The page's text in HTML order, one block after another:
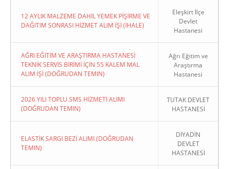
12 AYLIK MALZEME DAHİL YEMEK PİŞİRME VE
DAĞITIM SONRASI HİZMET ALIM İŞİ (İHALE)
Eleşkirt İlçe
Devlet
Hastanesi
AĞRI EĞİTİM VE ARAŞTIRMA HASTANESİ
TEKNİK SERVİS BİRİMİ İÇİN 55 KALEM MAL
ALIM İŞİ (DOĞRUDAN TEMIN)
Ağrı Eğitim ve
Araştırma
Hastanesi
2026 YILI TOPLU SMS HİZMETİ ALIMI
(DOĞRUDAN TEMIN)
TUTAK DEVLET
HASTANESİ
ELASTİK SARGI BEZİ ALIMI (DOĞRUDAN
TEMIN)
DİYADİN
DEVLET
HASTANESİ